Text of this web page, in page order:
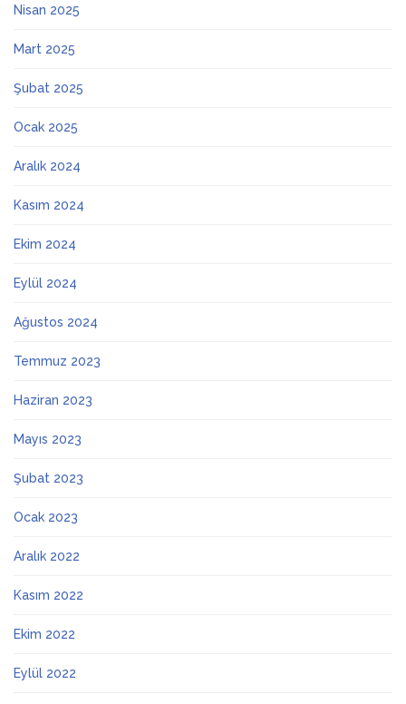
Nisan 2025
Mart 2025
Şubat 2025
Ocak 2025
Aralık 2024
Kasım 2024
Ekim 2024
Eylül 2024
Ağustos 2024
Temmuz 2023
Haziran 2023
Mayıs 2023
Şubat 2023
Ocak 2023
Aralık 2022
Kasım 2022
Ekim 2022
Eylül 2022